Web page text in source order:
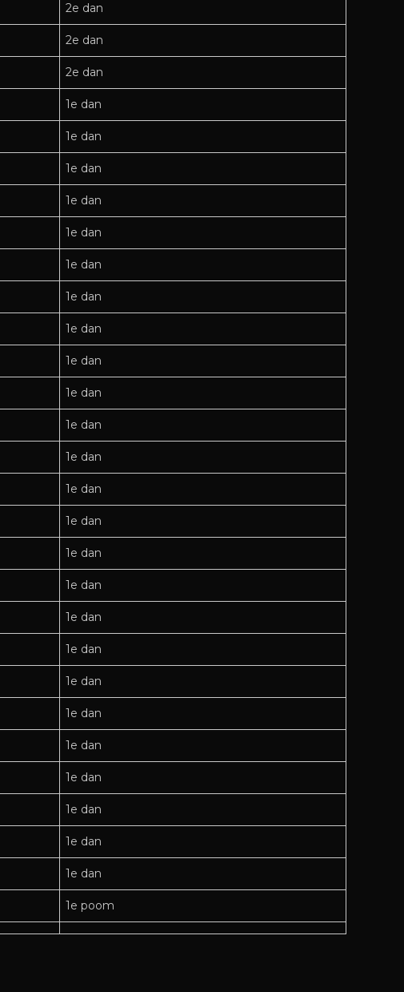
2e dan
2e dan
2e dan
1e dan
1e dan
1e dan
1e dan
1e dan
1e dan
1e dan
1e dan
1e dan
1e dan
1e dan
1e dan
1e dan
1e dan
1e dan
1e dan
1e dan
1e dan
1e dan
1e dan
1e dan
1e dan
1e dan
1e dan
1e dan
1e poom